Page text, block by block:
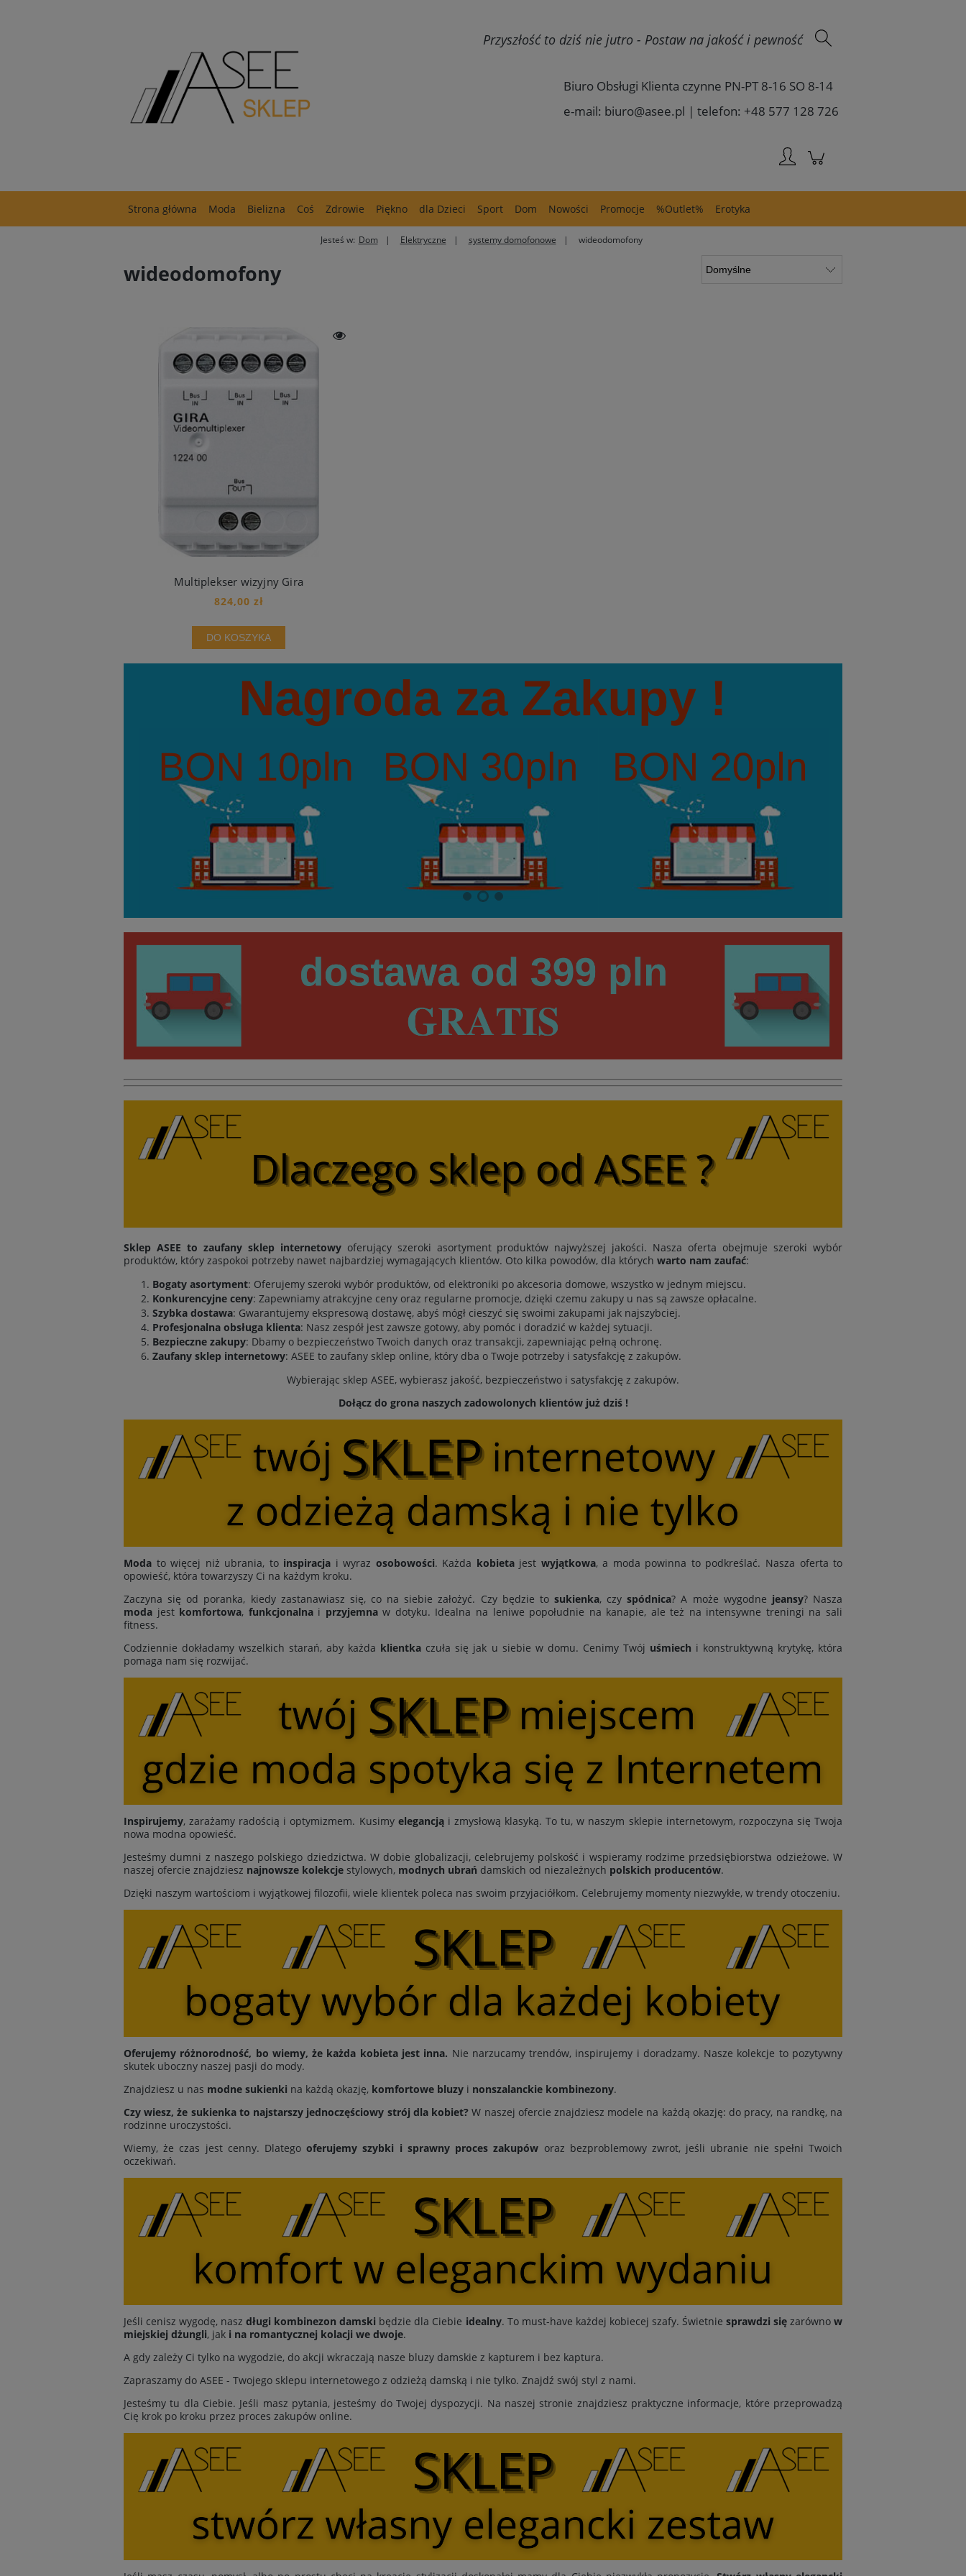
Przyszłość to dziś nie jutro - Postaw na jakość i pewność
Biuro Obsługi Klienta czynne PN-PT 8-16 SO 8-14
e-mail: biuro@asee.pl | telefon: +48 577 128 726
Strona główna Moda Bielizna Coś Zdrowie Piękno dla Dzieci Sport Dom Nowości Promocje %Outlet% Erotyka
Jesteś w: Dom Elektryczne systemy domofonowe wideodomofony
wideodomofony
Multiplekser wizyjny Gira
824,00 zł
DO KOSZYKA
Sklep ASEE to zaufany sklep internetowyoferujący szeroki asortyment produktów najwyższej jakości. Nasza oferta obejmuje szeroki wybór
produktów, który zaspokoi potrzeby nawet najbardziej wymagających klientów. Oto kilka powodów, dla których warto nam zaufać:
Bogaty asortyment: Oferujemy szeroki wybór produktów, od elektroniki po akcesoria domowe, wszystko w jednym miejscu.
Konkurencyjne ceny: Zapewniamy atrakcyjne ceny oraz regularne promocje, dzięki czemu zakupy u nas są zawsze opłacalne.
Szybka dostawa: Gwarantujemy ekspresową dostawę, abyś mógł cieszyć się swoimi zakupami jak najszybciej.
Profesjonalna obsługa klienta: Nasz zespół jest zawsze gotowy, aby pomóc i doradzić w każdej sytuacji.
Bezpieczne zakupy: Dbamy o bezpieczeństwo Twoich danych oraz transakcji, zapewniając pełną ochronę.
Zaufany sklep internetowy: ASEE to zaufany sklep online, który dba o Twoje potrzeby i satysfakcję z zakupów.
Wybierając sklep ASEE, wybierasz jakość, bezpieczeństwo i satysfakcję z zakupów.
Dołącz do grona naszych zadowolonych klientów już dziś !
Moda to więcej niż ubrania, to inspiracja i wyraz osobowości. Każda kobietajest wyjątkowa, a moda powinna to podkreślać. Nasza oferta to
opowieść, która towarzyszy Ci na każdym kroku.
Zaczyna się od poranka, kiedy zastanawiasz się, co na siebie założyć. Czy będzie to sukienka, czyspódnica? A może wygodne jeansy? Nasza
moda jest komfortowa, funkcjonalnai przyjemnaw dotyku. Idealna na leniwe popołudnie na kanapie, ale też na intensywne treningi na sali
fitness.
Codziennie dokładamy wszelkich starań, aby każda klientka czuła się jak u siebie w domu. Cenimy Twój uśmiech i konstruktywną krytykę, która
pomaga nam się rozwijać.
Inspirujemy, zarażamy radością i optymizmem. Kusimy elegancjąi zmysłową klasyką. To tu, w naszym sklepie internetowym, rozpoczyna się Twoja
nowa modna opowieść.
Jesteśmy dumni z naszego polskiego dziedzictwa. W dobie globalizacji, celebrujemy polskość i wspieramy rodzime przedsiębiorstwa odzieżowe. W
naszej ofercie znajdziesz najnowsze kolekcje stylowych, modnych ubrań damskich od niezależnych polskich producentów.
Dzięki naszym wartościom i wyjątkowej filozofii, wiele klientek poleca nas swoim przyjaciółkom. Celebrujemy momenty niezwykłe, w trendy otoczeniu.
Oferujemy różnorodność, bo wiemy, że każda kobieta jest inna. Nie narzucamy trendów, inspirujemy i doradzamy. Nasze kolekcje to pozytywny
skutek uboczny naszej pasji do mody.
Znajdziesz u nas modne sukienki na każdą okazję, komfortowe bluzy i nonszalanckie kombinezony.
Czy wiesz, że sukienka to najstarszy jednoczęściowy strój dla kobiet? W naszej ofercie znajdziesz modele na każdą okazję: do pracy, na randkę, na
rodzinne uroczystości.
Wiemy, że czas jest cenny. Dlategooferujemy szybki i sprawny proces zakupów oraz bezproblemowy zwrot, jeśli ubranie nie spełni Twoich
oczekiwań.
Jeśli cenisz wygodę, naszdługi kombinezon damski będzie dla Ciebie idealny. To must-have każdej kobiecej szafy. Świetnie sprawdzi sięzarównow
miejskiej dżungli, jak i na romantycznej kolacji we dwoje.
A gdy zależy Ci tylko na wygodzie, do akcji wkraczają nasze bluzy damskie z kapturem i bez kaptura.
Zapraszamy do ASEE - Twojego sklepu internetowego z odzieżą damską i nie tylko. Znajdź swój styl z nami.
Jesteśmy tu dla Ciebie. Jeśli masz pytania, jesteśmy do Twojej dyspozycji. Na naszej stronie znajdziesz praktyczne informacje, które przeprowadzą
Cię krok po kroku przez proces zakupów online.